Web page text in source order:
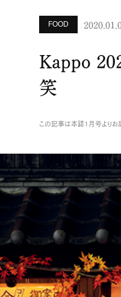
FOOD
Kappo
笑
この記事は本誌1月号よりお